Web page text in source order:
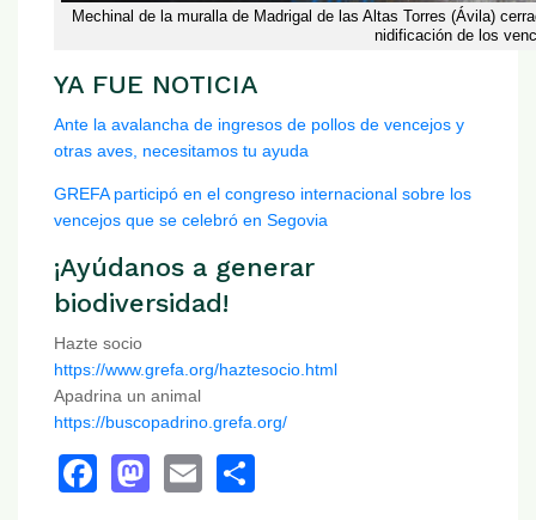
Mechinal de la muralla de Madrigal de las Altas Torres (Ávila)
nidificación de los
YA FUE NOTICIA
Ante la avalancha de ingresos de pollos de vencejos y
otras aves, necesitamos tu ayuda
GREFA participó en el congreso internacional sobre los
vencejos que se celebró en Segovia
¡Ayúdanos a generar
biodiversidad!
Hazte socio
https://www.grefa.org/haztesocio.html
Apadrina un animal
https://buscopadrino.grefa.org/
Facebook
Mastodon
Email